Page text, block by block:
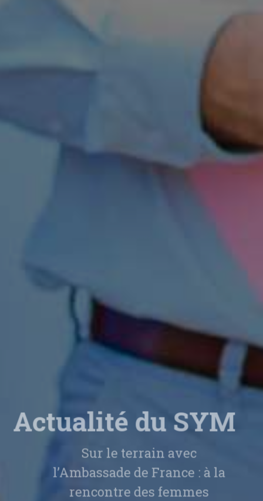
Actualité du SYM
Sur le terrain avec
l’Ambassade de France : à la
rencontre des femmes